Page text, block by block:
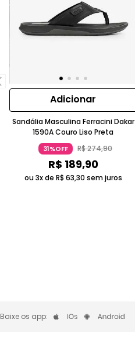
Adicionar
Sandália Masculina Ferracini Dakar
1590A Couro Liso Preta
31%OFF R$274,90
R$ 189,90
ou 3x de R$ 63,30 sem juros
Baixe os app: